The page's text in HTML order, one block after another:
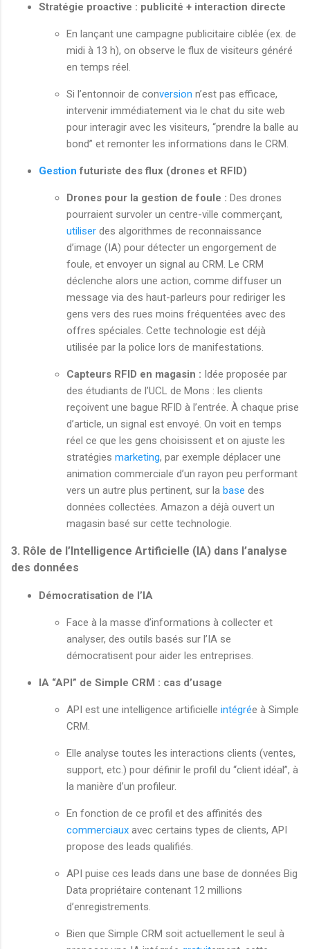
Stratégie proactive : publicité + interaction directe
En lançant une campagne publicitaire ciblée (ex. de
midi à 13 h), on observe le flux de visiteurs généré
en temps réel.
Si l’entonnoir de conversion n’est pas efficace,
intervenir immédiatement via le chat du site web
pour interagir avec les visiteurs, “prendre la balle au
bond” et remonter les informations dans le CRM.
Gestion futuriste des flux (drones et RFID)
Drones pour la gestion de foule : Des drones
pourraient survoler un centre-ville commerçant,
utiliser des algorithmes de reconnaissance
d’image (IA) pour détecter un engorgement de
foule, et envoyer un signal au CRM. Le CRM
déclenche alors une action, comme diffuser un
message via des haut-parleurs pour rediriger les
gens vers des rues moins fréquentées avec des
offres spéciales. Cette technologie est déjà
utilisée par la police lors de manifestations.
Capteurs RFID en magasin : Idée proposée par
des étudiants de l’UCL de Mons : les clients
reçoivent une bague RFID à l’entrée. À chaque prise
d’article, un signal est envoyé. On voit en temps
réel ce que les gens choisissent et on ajuste les
stratégies marketing, par exemple déplacer une
animation commerciale d’un rayon peu performant
vers un autre plus pertinent, sur la base des
données collectées. Amazon a déjà ouvert un
magasin basé sur cette technologie.
3. Rôle de l’Intelligence Artificielle (IA) dans l’analyse
des données
Démocratisation de l’IA
Face à la masse d’informations à collecter et
analyser, des outils basés sur l’IA se
démocratisent pour aider les entreprises.
IA “API” de Simple CRM : cas d’usage
API est une intelligence artificielle intégrée à Simple
CRM.
Elle analyse toutes les interactions clients (ventes,
support, etc.) pour définir le profil du “client idéal”, à
la manière d’un profileur.
En fonction de ce profil et des affinités des
commerciaux avec certains types de clients, API
propose des leads qualifiés.
API puise ces leads dans une base de données Big
Data propriétaire contenant 12 millions
d’enregistrements.
Bien que Simple CRM soit actuellement le seul à